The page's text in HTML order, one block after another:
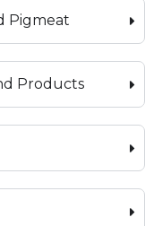
Pigmeat
Products